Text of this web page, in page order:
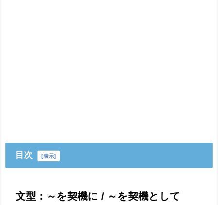
目次 [表示]
文型： ～を契機に / ～を契機として